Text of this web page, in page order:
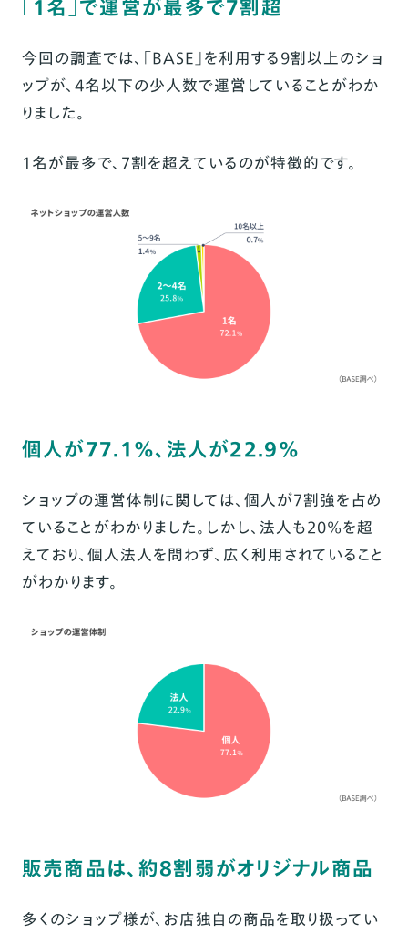
「1名」で運営が最多で7割超
今回の調査では、「BASE」を利用する9割以上のショ
ップが、4名以下の少人数で運営していることがわか
りました。
1名が最多で、7割を超えているのが特徴的です。
個人が77.1%、法人が22.9%
ショップの運営体制に関しては、個人が7割強を占め
ていることがわかりました。しかし、法人も20%を超
えており、個人法人を問わず、広く利用されていること
がわかります。
販売商品は、約8割弱がオリジナル商品
多くのショップ様が、お店独自の商品を取り扱ってい